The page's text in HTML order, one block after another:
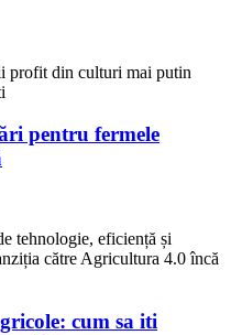
profit din culturi mai putin
pentru fermele
tehnologie, eficiență și
către Agricultura 4.0 încă
cum sa iti